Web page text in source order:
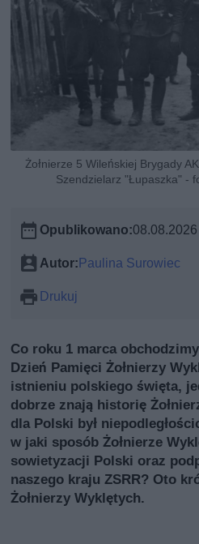
Żołnierze 5 Wileńskiej Brygady
Szendzielarz "Łupaszka" -
Opublikowano:08.08.2026
Autor: Paulina Surowiec
Drukuj
Co roku 1 marca
Dzień Pamięci Żołnierzy
istnieniu polskiego święta,
dobrze znają historię
dla Polski był
w jaki sposób Żołnierze
sowietyzacji Polski oraz
naszego kraju ZSRR? Oto
Żołnierzy Wyklętych.